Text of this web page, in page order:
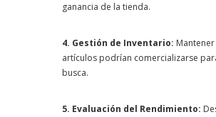
ganancia de la tienda.
4. Gestión de Inventario:
artículos podrían comercializarse
busca.
5. Evaluación del Rendimiento: